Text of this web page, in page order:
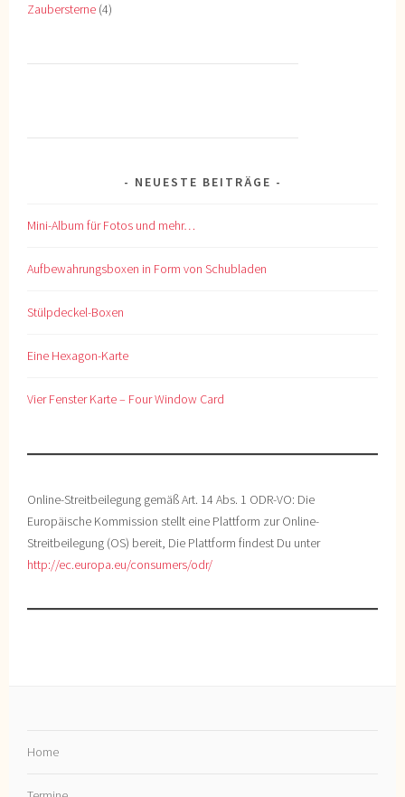
Zaubersterne (4)
NEUESTE BEITRÄGE
Mini-Album für Fotos und mehr…
Aufbewahrungsboxen in Form von Schubladen
Stülpdeckel-Boxen
Eine Hexagon-Karte
Vier Fenster Karte – Four Window Card
Online-Streitbeilegung gemäß Art. 14 Abs. 1 ODR-VO: Die
Europäische Kommission stellt eine Plattform zur Online-
Streitbeilegung (OS) bereit, Die Plattform findest Du unter
http://ec.europa.eu/consumers/odr/
Home